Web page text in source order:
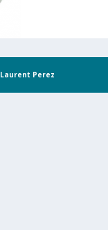
Laurent Perez